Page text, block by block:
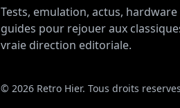
Tests, emulation, actus,
guides pour rejouer aux
vraie direction editoriale.
© 2026 Retro Hier. Tous droits